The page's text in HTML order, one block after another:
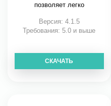
позволяет легко
Версия: 4.1.5
Требования: 5.0 и выше
СКАЧАТЬ